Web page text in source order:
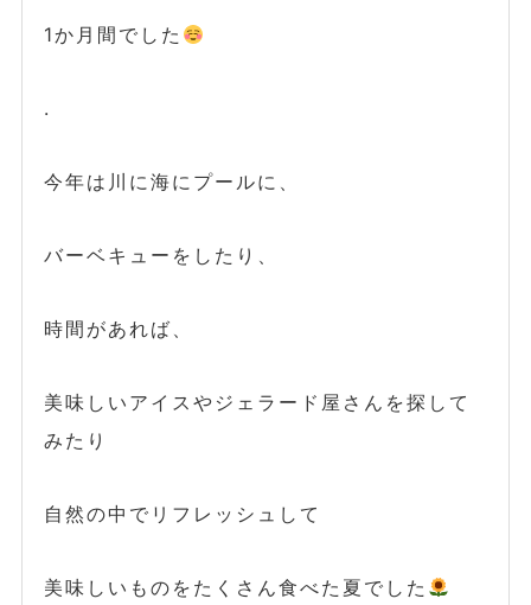
1か月間でした
.
今年は川に海にプールに、
バーベキューをしたり、
時間があれば、
美味しいアイスやジェラード屋さんを探して
みたり
自然の中でリフレッシュして
美味しいものをたくさん食べた夏でした